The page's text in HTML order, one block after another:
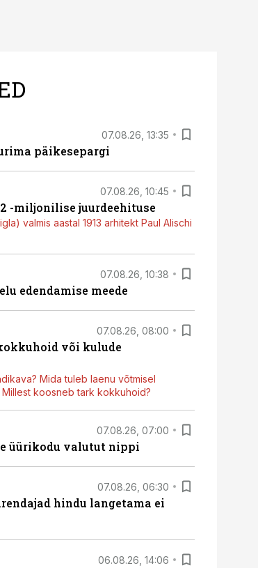
07.08.26, 13:35
päikesepargi
07.08.26, 10:45
-miljonilise juurdeehituse
valmis aastal 1913 arhitekt Paul Alischi
07.08.26, 10:38
edendamise meede
07.08.26, 08:00
või kulude
Mida tuleb laenu võtmisel
koosneb tark kokkuhoid?
07.08.26, 07:00
üürikodu valutut nippi
07.08.26, 06:30
hindu langetama ei
06.08.26, 14:06